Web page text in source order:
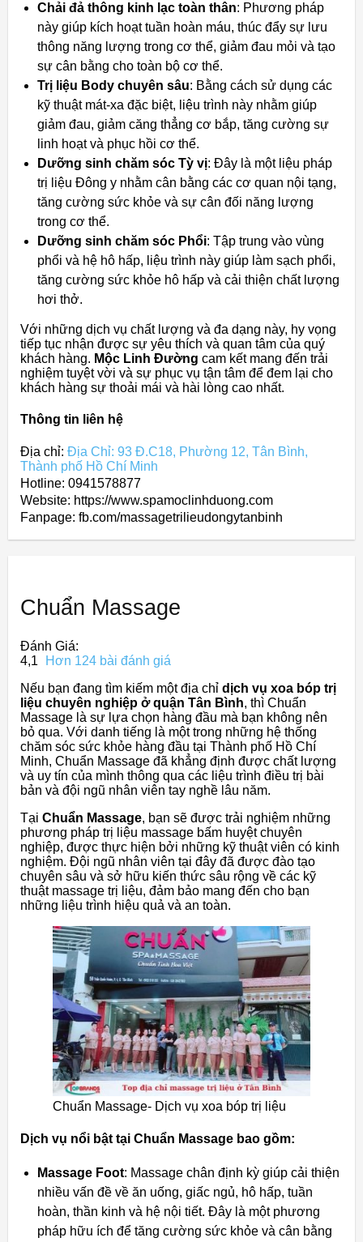
Chải đả thông kinh lạc toàn thân: Phương pháp
này giúp kích hoạt tuần hoàn máu, thúc đẩy sự lưu
thông năng lượng trong cơ thể, giảm đau mỏi và tạo
sự cân bằng cho toàn bộ cơ thể.
Trị liệu Body chuyên sâu: Bằng cách sử dụng các
kỹ thuật mát-xa đặc biệt, liệu trình này nhằm giúp
giảm đau, giảm căng thẳng cơ bắp, tăng cường sự
linh hoạt và phục hồi cơ thể.
Dưỡng sinh chăm sóc Tỳ vị: Đây là một liệu pháp
trị liệu Đông y nhằm cân bằng các cơ quan nội tạng,
tăng cường sức khỏe và sự cân đối năng lượng
trong cơ thể.
Dưỡng sinh chăm sóc Phổi: Tập trung vào vùng
phổi và hệ hô hấp, liệu trình này giúp làm sạch phổi,
tăng cường sức khỏe hô hấp và cải thiện chất lượng
hơi thở.
Với những dịch vụ chất lượng và đa dạng này, hy vọng
tiếp tục nhận được sự yêu thích và quan tâm của quý
khách hàng. Mộc Linh Đường cam kết mang đến trải
nghiệm tuyệt vời và sự phục vụ tận tâm để đem lại cho
khách hàng sự thoải mái và hài lòng cao nhất.
Thông tin liên hệ
Địa chỉ: Địa Chỉ: 93 Đ.C18, Phường 12, Tân Bình,
Thành phố Hồ Chí Minh
Hotline: 0941578877
Website: https://www.spamoclinhduong.com
Fanpage: fb.com/massagetrilieudongytanbinh
Chuẩn Massage
Đánh Giá:
4,1
Hơn 124 bài đánh giá
Nếu bạn đang tìm kiếm một địa chỉ dịch vụ xoa bóp trị
liệu chuyên nghiệp ở quận Tân Bình, thì Chuẩn
Massage là sự lựa chọn hàng đầu mà bạn không nên
bỏ qua. Với danh tiếng là một trong những hệ thống
chăm sóc sức khỏe hàng đầu tại Thành phố Hồ Chí
Minh, Chuẩn Massage đã khẳng định được chất lượng
và uy tín của mình thông qua các liệu trình điều trị bài
bản và đội ngũ nhân viên tay nghề lâu năm.
Tại Chuẩn Massage, bạn sẽ được trải nghiệm những
phương pháp trị liệu massage bấm huyệt chuyên
nghiệp, được thực hiện bởi những kỹ thuật viên có kinh
nghiệm. Đội ngũ nhân viên tại đây đã được đào tạo
chuyên sâu và sở hữu kiến thức sâu rộng về các kỹ
thuật massage trị liệu, đảm bảo mang đến cho bạn
những liệu trình hiệu quả và an toàn.
Chuẩn Massage- Dịch vụ xoa bóp trị liệu
Dịch vụ nổi bật tại Chuẩn Massage bao gồm:
Massage Foot: Massage chân định kỳ giúp cải thiện
nhiều vấn đề về ăn uống, giấc ngủ, hô hấp, tuần
hoàn, thần kinh và hệ nội tiết. Đây là một phương
pháp hữu ích để tăng cường sức khỏe và cân bằng